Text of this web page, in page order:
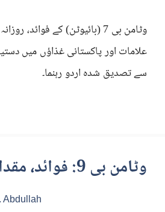
وٹامن بی 7 (بائیوٹن) کے فوائد،
علامات اور پاکستانی غذاؤں میں
سے تصدیق شدہ اردو رہنما۔
وٹامن بی 9: فوائد، مقدار اور احتیاط
Abdullah